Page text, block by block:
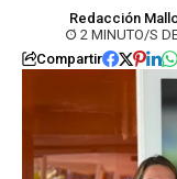
Redacción
2 MINUTO/S
Compartir